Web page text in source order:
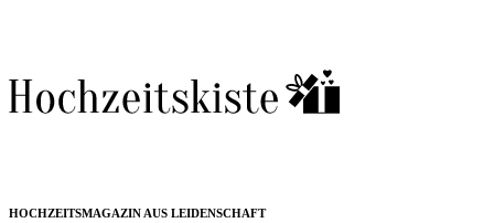
HOCHZEITSMAGAZIN AUS LEIDENSCHAFT